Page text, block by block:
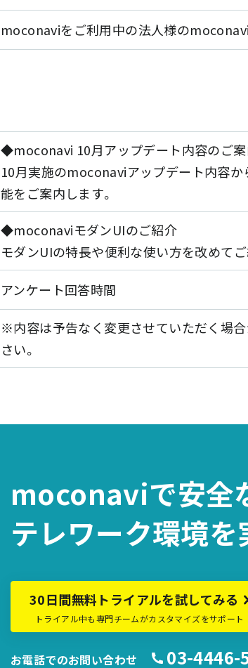
moconaviをご利用中の法人様の
◆moconavi 10月アップデート内容のご
10月実施のmoconaviアップデート内容
能をご案内します。
◆moconaviモダンUIのご紹介
モダンUIの特長や便利な使い方を改めてご
アンケート回答時間
※内容は予告なく変更させていただく場
さい。
moconaviで安全
テレワーク環境を
30日間無料トライアルを試してみる
トライアル中も専門チームがカスタマイズをサポート
お電話でのお問い合わせ 03-4446-